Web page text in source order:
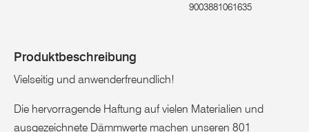
9003881061635
Produktbeschreibung
Vielseitig und anwenderfreundlich!
Die hervorragende Haftung auf vielen Materialien und
ausgezeichnete Dämmwerte machen unseren 801